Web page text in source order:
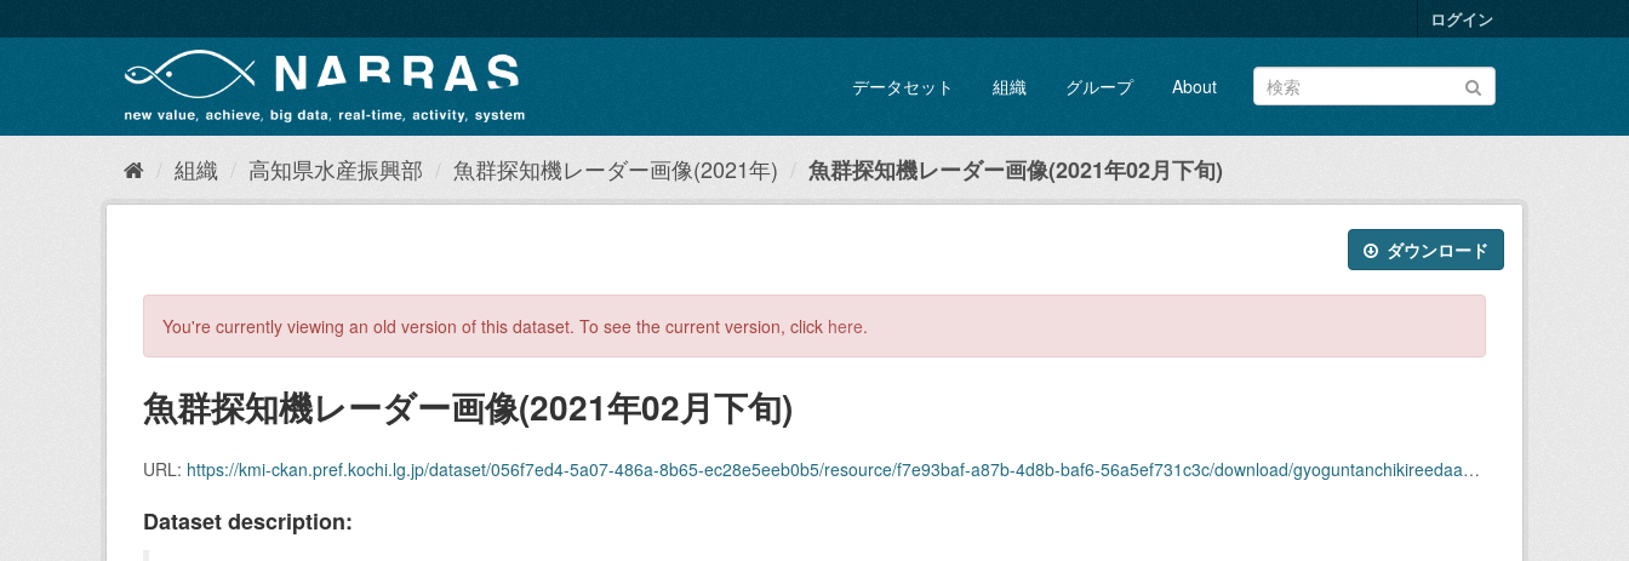
キ
て
ログイン
データセット 組織 グループ About
組織 高知県水産振興部 魚群探知機レーダー画像(2021年) 魚群探知機レーダー画像(2021年02月下旬)
ダウンロード
You're currently viewing an old version of this dataset. To see the current version, click here.
魚群探知機レーダー画像(2021年02月下旬)
URL: https://kmi-ckan.pref.kochi.lg.jp/dataset/056f7ed4-5a07-486a-8b65-ec28e5eeb0b5/resource/f7e93baf-a87b-4d8b-baf6-56a5ef731c3c/download/gyoguntanchikireedaagazou2021nen02gekkajun.zip
Dataset description: